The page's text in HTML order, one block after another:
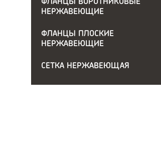
ФЛАНЦЫ ВОРОТНИКОВЫЕ
НЕРЖАВЕЮЩИЕ
ФЛАНЦЫ ПЛОСКИЕ
НЕРЖАВЕЮЩИЕ
СЕТКА НЕРЖАВЕЮЩАЯ